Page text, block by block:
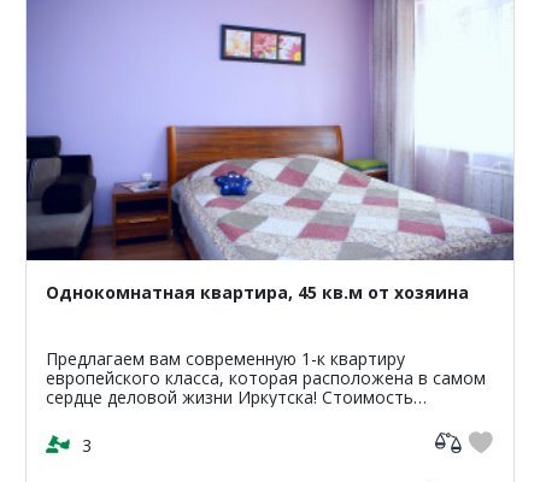
Однокомнатная квартира, 45 кв.м от хозяина
Предлагаем вам современную 1-к квартиру
европейского класса, которая расположена в самом
сердце деловой жизни Иркутска! Стоимость
от сроков и перио...
3